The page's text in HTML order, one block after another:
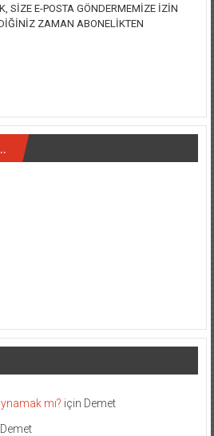
SIZE E-POSTA GÖNDERMEMIZE IZIN
ZAMAN ABONELIKTEN
mı? için Demet
Demet